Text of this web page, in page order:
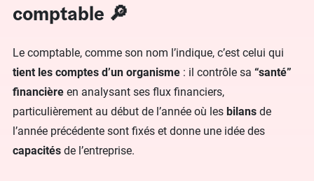
comptable 🔎
Le comptable, comme son nom l’indique, c’est celui qui
tient les comptes d’un organisme : il contrôle sa “santé”
financière en analysant ses flux financiers,
particulièrement au début de l’année où les bilans de
l’année précédente sont fixés et donne une idée des
capacités de l’entreprise.